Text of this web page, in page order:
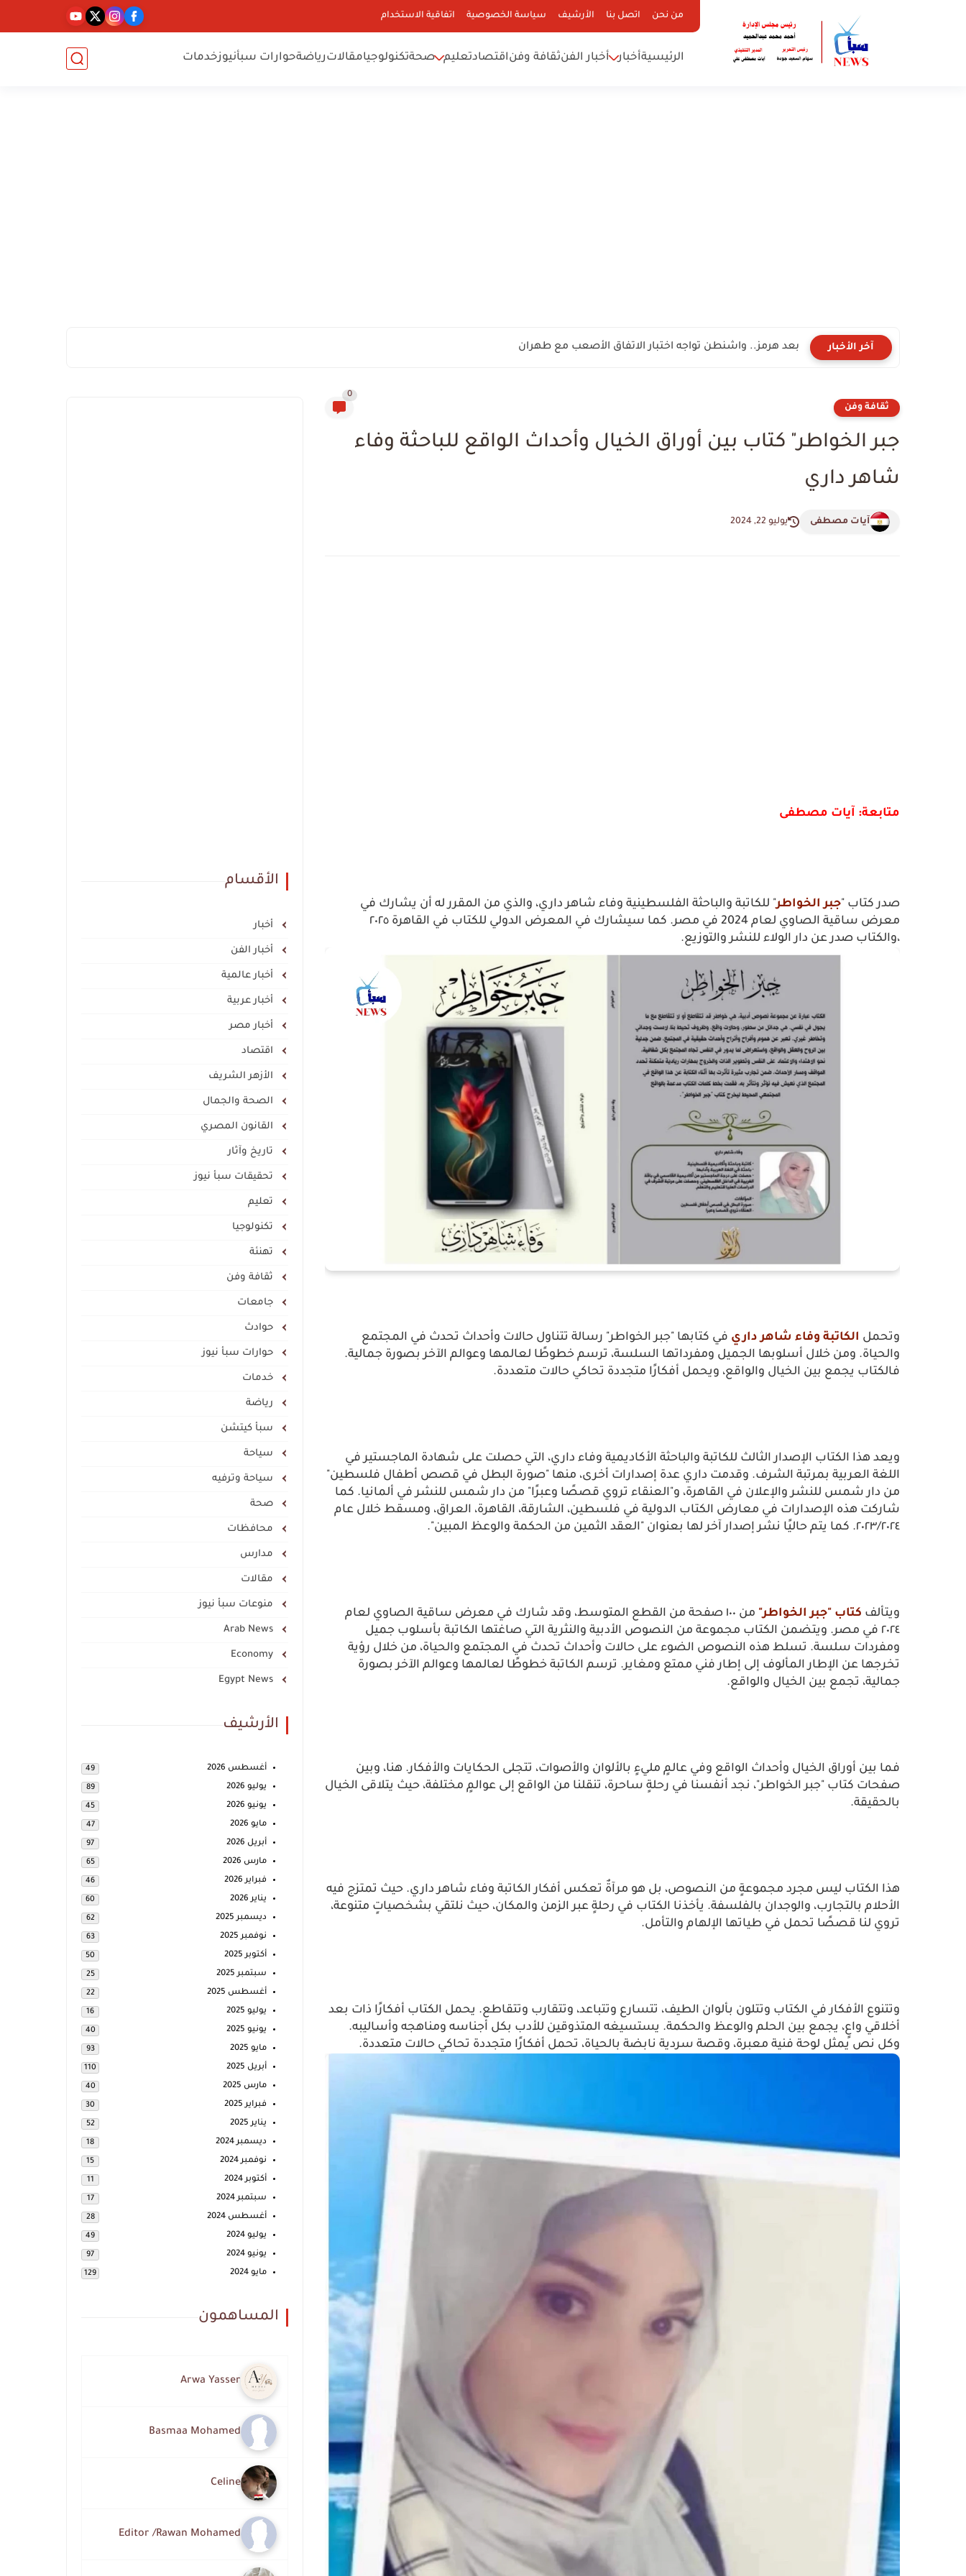
من نحن اتصل بنا الأرشيف سياسة الخصوصية اتفاقية الاستخدام
الرئيسيةأخبار أخبار الفنثقافة وفناقتصادتعليم صحةتكنولوجيامقالاترياضةحوارات سبأنيوزخدمات
آخر الأخبار بعد هرمز.. واشنطن تواجه اختبار الاتفاق الأصعب مع طهران
ثقافة وفن
0
جبر الخواطر" كتاب بين أوراق الخيال وأحداث الواقع للباحثة وفاء
شاهر داري
آيات مصطفى يوليو 22, 2024
متابعة: آيات مصطفى
صدر كتاب "جبر الخواطر" للكاتبة والباحثة الفلسطينية وفاء شاهر داري، والذي من المقرر له أن يشارك في
معرض ساقية الصاوي لعام 2024 في مصر. كما سيشارك في المعرض الدولي للكتاب في القاهرة ٢٠٢٥
،والكتاب صدر عن دار الولاء للنشر والتوزيع.
وتحمل الكاتبة وفاء شاهر داري في كتابها "جبر الخواطر" رسالة تتناول حالات وأحداث تحدث في المجتمع
والحياة. ومن خلال أسلوبها الجميل ومفرداتها السلسة، ترسم خطوطًا لعالمها وعوالم الآخر بصورة جمالية.
فالكتاب يجمع بين الخيال والواقع، ويحمل أفكارًا متجددة تحاكي حالات متعددة.
ويعد هذا الكتاب الإصدار الثالث للكاتبة والباحثة الأكاديمية وفاء داري، التي حصلت على شهادة الماجستير في
اللغة العربية بمرتبة الشرف. وقدمت داري عدة إصدارات أخرى، منها "صورة البطل في قصص أطفال فلسطين"
من دار شمس للنشر والإعلان في القاهرة، و"العنقاء تروي قصصًا وعبرًا" من دار شمس للنشر في ألمانيا. كما
شاركت هذه الإصدارات في معارض الكتاب الدولية في فلسطين، الشارقة، القاهرة، العراق، ومسقط خلال عام
٢٠٢٣/٢٠٢٤. كما يتم حاليًا نشر إصدار آخر لها بعنوان "العقد الثمين من الحكمة والوعظ المبين".
ويتألف كتاب "جبر الخواطر"
من ١٠٠ صفحة من القطع المتوسط، وقد شارك في معرض ساقية الصاوي لعام
٢٠٢٤ في مصر. ويتضمن الكتاب مجموعة من النصوص الأدبية والنثرية التي صاغتها الكاتبة بأسلوب جميل
ومفردات سلسة. تسلط هذه النصوص الضوء على حالات وأحداث تحدث في المجتمع والحياة، من خلال رؤية
تخرجها عن الإطار المألوف إلى إطار فني ممتع ومغاير. ترسم الكاتبة خطوطًا لعالمها وعوالم الآخر بصورة
جمالية، تجمع بين الخيال والواقع.
فما بين أوراق الخيال وأحداث الواقع وفي عالمٍ مليءٍ بالألوان والأصوات، تتجلى الحكايات والأفكار. هنا، وبين
صفحات كتاب "جبر الخواطر"، نجد أنفسنا في رحلةٍ ساحرة، تنقلنا من الواقع إلى عوالمٍ مختلفة، حيث يتلاقى الخيال
بالحقيقة.
هذا الكتاب ليس مجرد مجموعةٍ من النصوص، بل هو مرآةٌ تعكس أفكار الكاتبة وفاء شاهر داري. حيث تمتزج فيه
الأحلام بالتجارب، والوجدان بالفلسفة. يأخذنا الكتاب في رحلةٍ عبر الزمن والمكان، حيث نلتقي بشخصياتٍ متنوعة،
تروي لنا قصصًا تحمل في طياتها الإلهام والتأمل.
وتتنوع الأفكار في الكتاب وتتلون بألوان الطيف، تتسارع وتتباعد، وتتقارب وتتقاطع. يحمل الكتاب أفكارًا ذات بعد
أخلاقي واعٍ، يجمع بين الحلم والوعظ والحكمة. يستسيغه المتذوقين للأدب بكل أجناسه ومناهجه وأساليبه.
وكل نص يمثل لوحة فنية معبرة، وقصة سردية نابضة بالحياة، تحمل أفكارًا متجددة تحاكي حالات متعددة.
الأقسام
أخبار
أخبار الفن
أخبار عالمية
أخبار عربية
أخبار مصر
اقتصاد
الأزهر الشريف
الصحة والجمال
القانون المصري
تاريخ وآثار
تحقيقات سبأ نيوز
تعليم
تكنولوجيا
تهنئة
ثقافة وفن
جامعات
حوادث
حوارات سبأ نيوز
خدمات
رياضة
سبأ كيتشن
سياحة
سياحة وترفيه
صحة
محافظات
مدارس
مقالات
منوعات سبأ نيوز
Arab News
Economy
Egypt News
الأرشيف
أغسطس 2026 49
يوليو 2026 89
يونيو 2026 45
مايو 2026 47
أبريل 2026 97
مارس 2026 65
فبراير 2026 46
يناير 2026 60
ديسمبر 2025 62
نوفمبر 2025 63
أكتوبر 2025 50
سبتمبر 2025 25
أغسطس 2025 22
يوليو 2025 16
يونيو 2025 40
مايو 2025 93
أبريل 2025 110
مارس 2025 40
فبراير 2025 30
يناير 2025 52
ديسمبر 2024 18
نوفمبر 2024 15
أكتوبر 2024 11
سبتمبر 2024 17
أغسطس 2024 28
يوليو 2024 49
يونيو 2024 97
مايو 2024 129
المساهمون
Arwa Yasser
Basmaa Mohamed
Celine
Editor /Rawan Mohamed